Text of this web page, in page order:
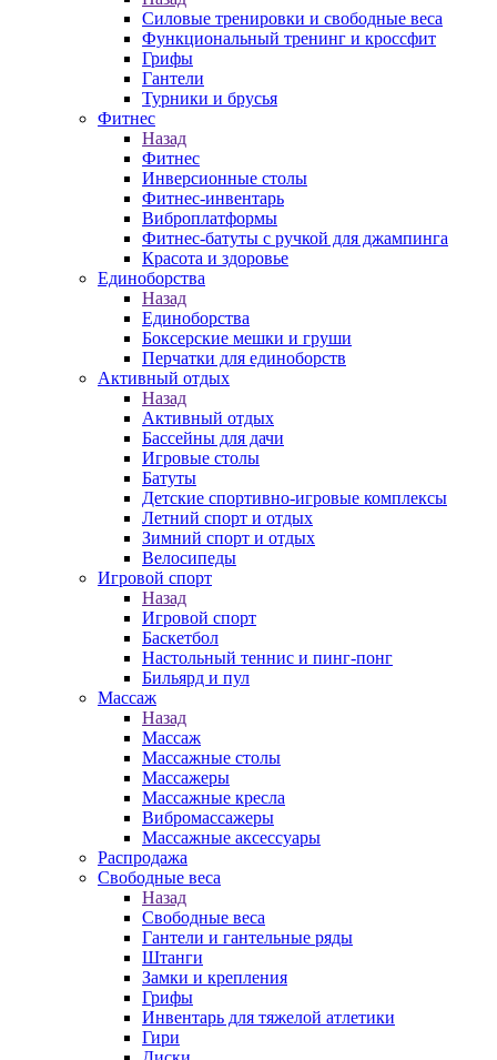
Силовые тренировки и свободные веса
Функциональный тренинг и кроссфит
Грифы
Гантели
Турники и брусья
Фитнес
Назад
Фитнес
Инверсионные столы
Фитнес-инвентарь
Виброплатформы
Фитнес-батуты с ручкой для джампинга
Красота и здоровье
Единоборства
Назад
Единоборства
Боксерские мешки и груши
Перчатки для единоборств
Активный отдых
Назад
Активный отдых
Бассейны для дачи
Игровые столы
Батуты
Детские спортивно-игровые комплексы
Летний спорт и отдых
Зимний спорт и отдых
Велосипеды
Игровой спорт
Назад
Игровой спорт
Баскетбол
Настольный теннис и пинг-понг
Бильярд и пул
Массаж
Назад
Массаж
Массажные столы
Массажеры
Массажные кресла
Вибромассажеры
Массажные аксессуары
Распродажа
Свободные веса
Назад
Свободные веса
Гантели и гантельные ряды
Штанги
Замки и крепления
Грифы
Инвентарь для тяжелой атлетики
Гири